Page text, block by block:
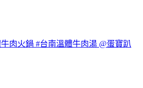
肉火鍋 #台南溫體牛肉湯 @蛋寶趴